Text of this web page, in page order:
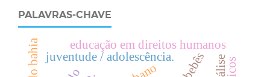
PALAVRAS-CHAVE
juventude / adolescência.
educação em direitos humanos
bebês